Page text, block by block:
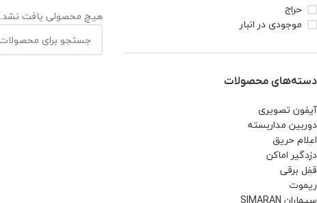
حراج
موجودی در انبار
دسته‌های محصولات
آیفون تصویری
دوربین مداربسته
اعلام حریق
دزدگیر اماکن
قفل برقی
ریموت
هیچ محصولی یافت نشد.